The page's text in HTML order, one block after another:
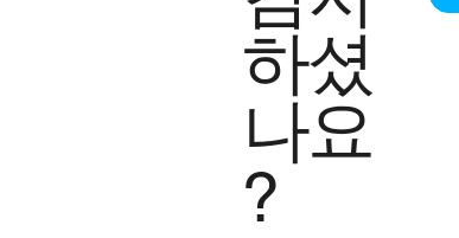
하셨
나요
?